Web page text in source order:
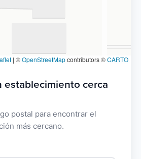
| ©OpenStreetMapcontributors ©CARTO
establecimiento cerca
postal para encontrar el
más cercano.